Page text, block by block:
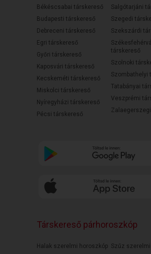
Békéscsabai társkereső
Budapesti társkereső
Debreceni társkereső
Egri társkereső
Győri társkereső
Kaposvári társkereső
Kecskeméti társkereső
Miskolci társkereső
Nyíregyházi társkereső
Pécsi társkereső
Salgótarjáni
Szegedi
Szekszárdi
társkereső
Szolnoki
Szombathelyi
Tatabányai
Veszprémi
Társkereső párhoroszkóp
Halak szerelmi horoszkóp Szűz